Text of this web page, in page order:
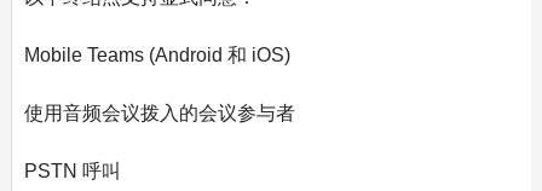
Mobile Teams (Android 和 iOS)
使用音频会议拨入的会议参与者
PSTN 呼叫